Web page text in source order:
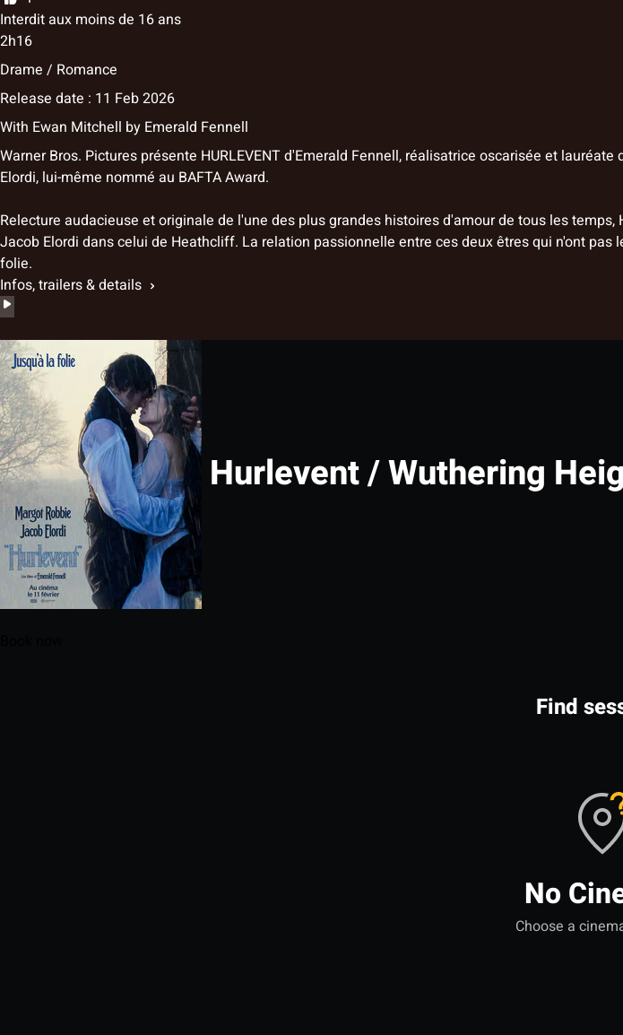
Interdit aux moins de 16 ans
2h16
Drame / Romance
Release date : 11 Feb 2026
With Ewan Mitchell by Emerald Fennell
Warner Bros. Pictures présente HURLEVENT d'Emerald Fennell, réalisatrice oscarisée et
Elordi, lui-même nommé au BAFTA Award.
Relecture audacieuse et originale de l'une des plus grandes histoires d'amour de tous les
Jacob Elordi dans celui de Heathcliff. La relation passionnelle entre ces deux êtres qui n'ont
folie.
Infos, trailers & details
Hurlevent / Wuthering
Find
No
Choose a